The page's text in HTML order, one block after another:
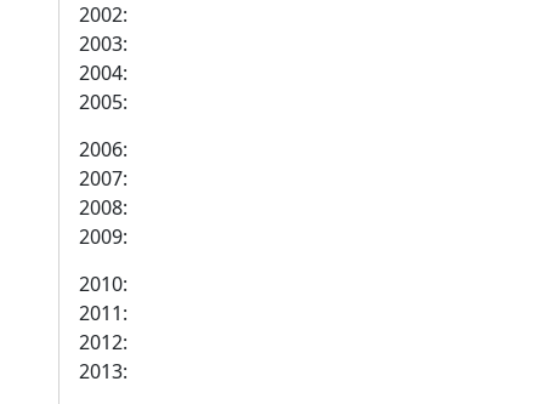
2002:
2003:
2004:
2005:
2006:
2007:
2008:
2009:
2010:
2011:
2012:
2013: